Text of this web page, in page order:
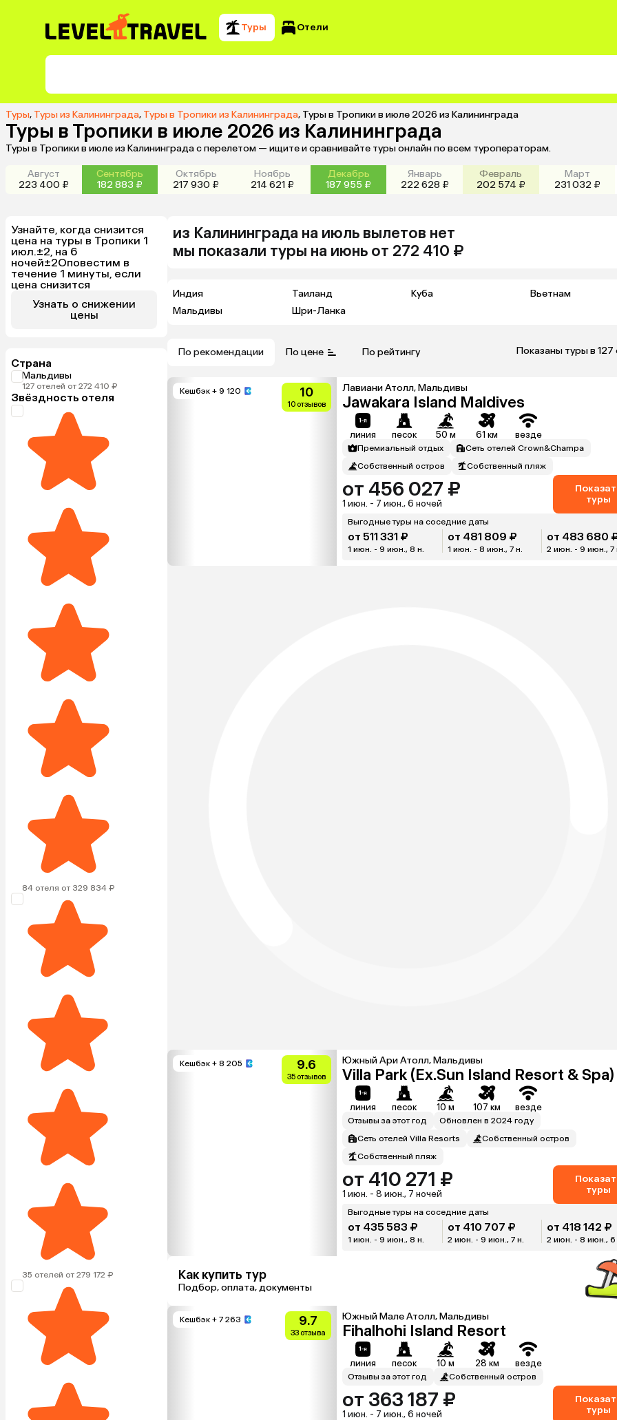
Туры Отели
Туры, Туры из Калининграда, Туры в Тропики из Калининграда, Туры в Тропики в июле 2026 из Калининграда
Туры в Тропики в июле 2026 из Калининграда
Туры в Тропики в июле из Калининграда с перелетом — ищите и сравнивайте туры онлайн по всем туроператорам.
Август
223 400 ₽
Сентябрь
182 883 ₽
Октябрь
217 930 ₽
Ноябрь
214 621 ₽
Декабрь
187 955 ₽
Январь
222 628 ₽
Февраль
202 574 ₽
Март
231 032 ₽
Узнайте, когда снизится
цена на туры в Тропики 1
июл.±2, на 6
ночей±2Оповестим в
течение 1 минуты, если
цена снизится
Узнать о снижении
цены
Страна
Мальдивы
127 отелей от 272 410 ₽
Звёздность отеля
84 отеля от 329 834 ₽
35 отелей от 279 172 ₽
из Калининграда на июль вылетов нет
мы показали туры на июнь от 272 410 ₽
Индия Таиланд Куба
Вьетнам
Мальдивы
Шри-Ланка
По рекомендации По цене По рейтингу Показаны туры в 127
Кешбэк + 9 120 10
10 отзывов
Лавиани Атолл, Мальдивы
Jawakara Island Maldives
линия песок 50 м 61 км везде
Премиальный отдых
Сеть отелей Crown&Champa
Собственный остров
Собственный пляж
от 456 027 ₽
1 июн. - 7 июн., 6 ночей
туры
Выгодные туры на соседние даты
от 511 331 ₽
1 июн. - 9 июн., 8 н.
от 481 809 ₽
1 июн. - 8 июн., 7 н.
от 483 680
2 июн. - 9 июн., 7
Кешбэк + 8 205 9.6
35 отзывов
Южный Ари Атолл, Мальдивы
Villa Park (Ex.Sun Island Resort & Spa)
линия песок 10 м 107 км везде
Отзывы за этот год
Обновлен в 2024 году
Сеть отелей Villa Resorts
Собственный остров
Собственный пляж
от 410 271 ₽
1 июн. - 8 июн., 7 ночей
туры
Выгодные туры на соседние даты
от 435 583 ₽
1 июн. - 9 июн., 8 н.
от 410 707 ₽
2 июн. - 9 июн., 7 н.
от 418 142 ₽
2 июн. - 8 июн., 6
Как купить тур
Подбор, оплата, документы
Кешбэк + 7 263 9.7
33 отзыва
Южный Мале Атолл, Мальдивы
Fihalhohi Island Resort
линия песок 10 м 28 км везде
Отзывы за этот год Собственный остров
от 363 187 ₽
1 июн. - 7 июн., 6 ночей
туры